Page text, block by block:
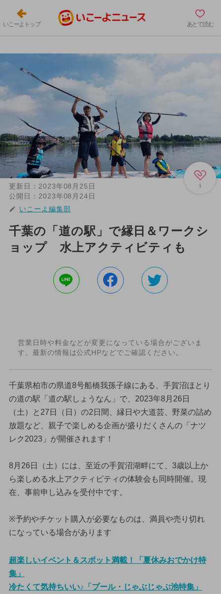
いこーよトップ あとで読む
1
更新日： 2023年08月25日
公開日： 2023年08月24日
いこーよ編集部
千葉の「道の駅」で縁日＆ワークシ
ョップ 水上アクティビティも
営業日時や料金などが変更になっている場合がございま
す。最新の情報は公式HPなどでご確認ください。
千葉県柏市の県道8号船橋我孫子線にある、手賀沼ほとり
の道の駅「道の駅しょうなん」で、2023年8月26日
（土）と27日（日）の2日間、縁日や大道芸、野菜の詰め
放題など、親子で楽しめる企画が盛りだくさんの「ナツ
レク2023」が開催されます！
8月26日（土）には、至近の手賀沼湖畔にて、3歳以上か
ら楽しめる水上アクティビティの体験会も同時開催。現
在、事前申し込みを受付中です。
※予約やチケット購入が必要なものは、満員や売り切れ
になっている場合があります
超楽しいイベント＆スポット満載！「夏休みおでかけ特
集」
冷たくて気持ちいい♪「プール・じゃぶじゃぶ池特集」